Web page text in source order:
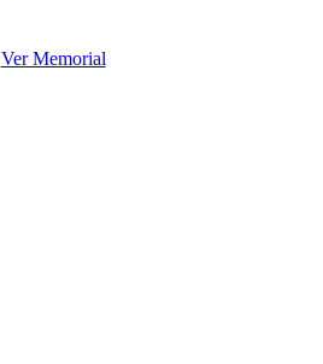
Ver Memorial